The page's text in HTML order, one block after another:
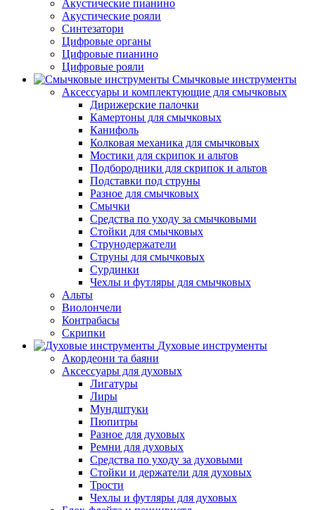
Акустические пианино
Акустические рояли
Синтезатори
Цифровые органы
Цифровые пианино
Цифровые рояли
Смычковые инструменты
Аксессуары и комплектующие для смычковых
Дирижерские палочки
Камертоны для смычковых
Канифоль
Колковая механика для смычковых
Мостики для скрипок и альтов
Подбородники для скрипок и альтов
Подставки под струны
Разное для смычковых
Смычки
Средства по уходу за смычковыми
Стойки для смычковых
Струнодержатели
Струны для смычковых
Сурдинки
Чехлы и футляры для смычковых
Альты
Виолончели
Контрабасы
Скрипки
Духовые инструменты
Акордеони та баяни
Аксессуары для духовых
Лигатуры
Лиры
Мундштуки
Пюпитры
Разное для духовых
Ремни для духовых
Средства по уходу за духовыми
Стойки и держатели для духовых
Трости
Чехлы и футляры для духовых